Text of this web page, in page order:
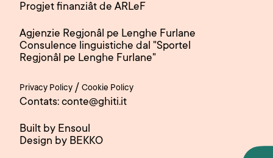
Progjet finanziât de ARLeF
Agjenzie Regjonâl pe Lenghe Furlane
Consulence linguistiche dal "Sportel
Regjonâl pe Lenghe Furlane"
Privacy Policy / Cookie Policy
Contats: conte@ghiti.it
Built by Ensoul
Design by BEKKO